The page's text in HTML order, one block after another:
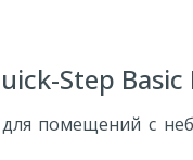
Step Basic
помещений с